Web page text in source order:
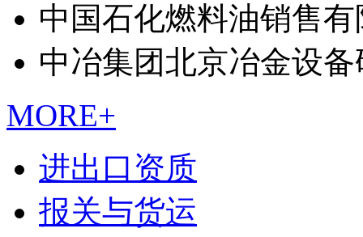
中国石化燃料油销售
中冶集团北京冶金设
MORE+
进出口资质
报关与货运